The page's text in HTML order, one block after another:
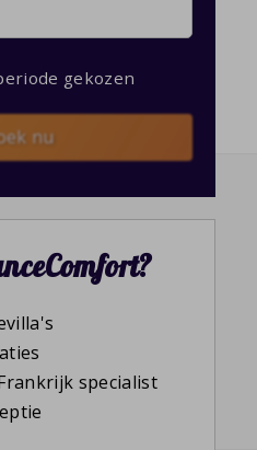
gekozen
nu
specialist